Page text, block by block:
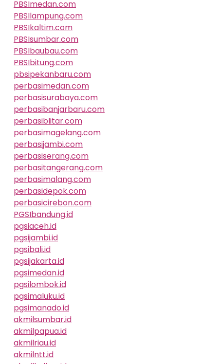
PBSImedan.com
PBSIlampung.com
PBSIkaltim.com
PBSIsumbar.com
PBSIbaubau.com
PBSIbitung.com
pbsipekanbaru.com
perbasimedan.com
perbasisurabaya.com
perbasibanjarbaru.com
perbasiblitar.com
perbasimagelang.com
perbasijambi.com
perbasiserang.com
perbasitangerang.com
perbasimalang.com
perbasidepok.com
perbasicirebon.com
PGSIbandung.id
pgsiaceh.id
pgsijambi.id
pgsibali.id
pgsijakarta.id
pgsimedan.id
pgsilombok.id
pgsimaluku.id
pgsimanado.id
akmilsumbar.id
akmilpapua.id
akmilriau.id
akmilntt.id